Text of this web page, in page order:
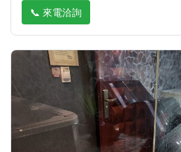
📞 來電洽詢